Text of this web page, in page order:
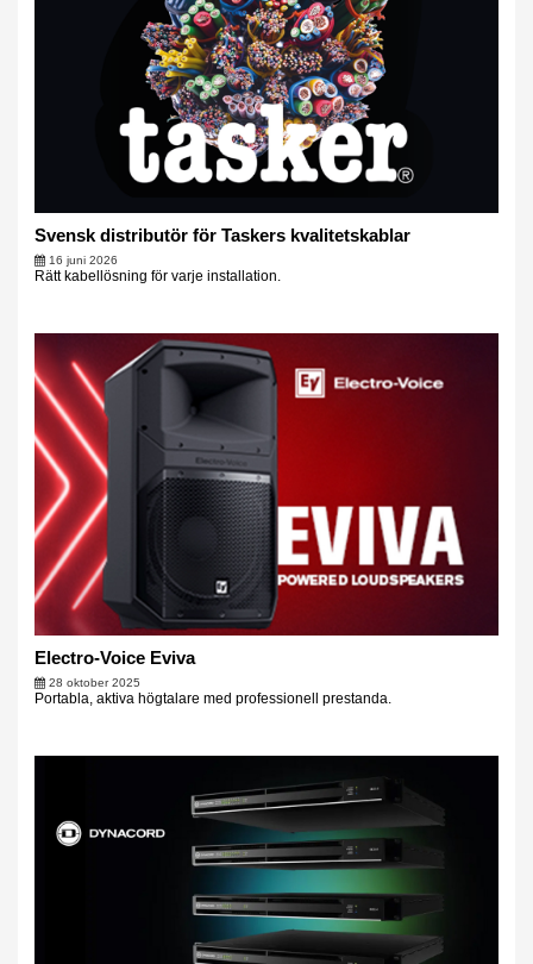
Svensk distributör för Taskers kvalitetskablar
16 juni 2026
Rätt kabellösning för varje installation.
Electro-Voice Eviva
28 oktober 2025
Portabla, aktiva högtalare med professionell prestanda.